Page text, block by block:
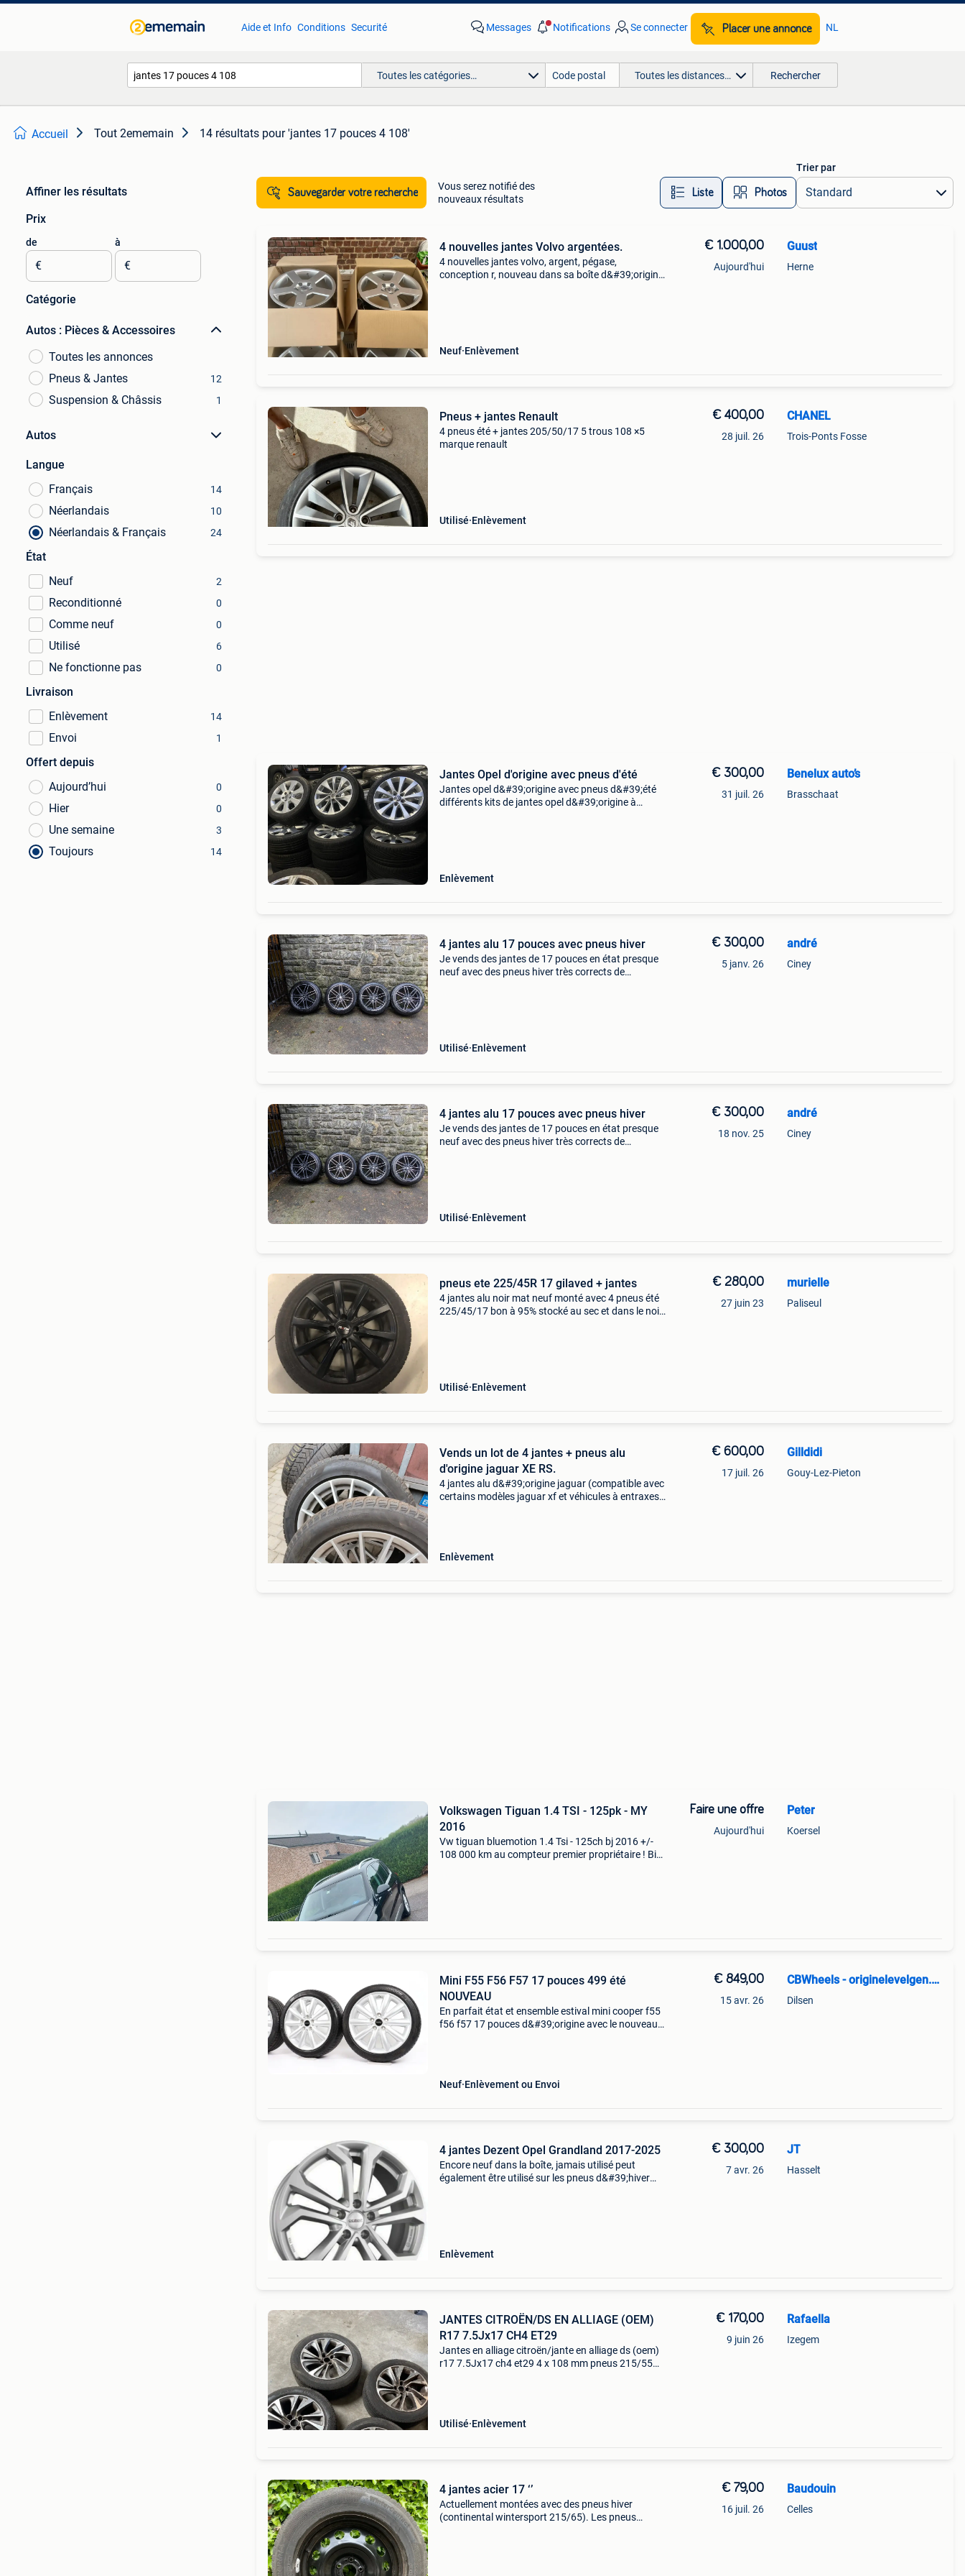
Aide et Info Conditions Securité Messages Notifications Se connecter Placer une annonce NL
Toutes les catégories… Toutes les distances… Rechercher
Accueil Tout 2ememain 14 résultats pour 'jantes 17 pouces 4 108'
Affiner les résultats
Prix
de
€
à
€
Catégorie
Autos : Pièces & Accessoires
Toutes les annonces
Pneus & Jantes
12
Suspension & Châssis 1
Autos
Langue
Français
14
Néerlandais 10
Néerlandais & Français 24
État
Neuf
2
Reconditionné 0
Comme neuf 0
Utilisé 6
Ne fonctionne pas 0
Livraison
Enlèvement
14
Envoi 1
Offert depuis
Aujourd’hui
0
Hier 0
Une semaine 3
Toujours 14
Sauvegarder votre recherche
Vous serez notifié des
nouveaux résultats
Liste Photos
Trier par
4 nouvelles jantes Volvo argentées.
4 nouvelles jantes volvo, argent, pégase,
conception r, nouveau dans sa boîte d&#39;origine,
Neuf Enlèvement
€ 1.000,00
Aujourd'hui
Guust
Herne
Pneus + jantes Renault
4 pneus été + jantes 205/50/17 5 trous 108 ×5
marque renault
Utilisé Enlèvement
€ 400,00
28 juil. 26
CHANEL
Trois-Ponts Fosse
Jantes Opel d'origine avec pneus d'été
Jantes opel d&#39;origine avec pneus d&#39;été
différents kits de jantes opel d&#39;origine à
Enlèvement
€ 300,00
31 juil. 26
Benelux auto’s
Brasschaat
4 jantes alu 17 pouces avec pneus hiver
Je vends des jantes de 17 pouces en état presque
neuf avec des pneus hiver très corrects de
Utilisé Enlèvement
€ 300,00
5 janv. 26
andré
Ciney
4 jantes alu 17 pouces avec pneus hiver
Je vends des jantes de 17 pouces en état presque
neuf avec des pneus hiver très corrects de
Utilisé Enlèvement
€ 300,00
18 nov. 25
andré
Ciney
pneus ete 225/45R 17 gilaved + jantes
4 jantes alu noir mat neuf monté avec 4 pneus été
225/45/17 bon à 95% stocké au sec et dans le noir
Utilisé Enlèvement
€ 280,00
27 juin 23
murielle
Paliseul
Vends un lot de 4 jantes + pneus alu
d'origine jaguar XE RS.
4 jantes alu d&#39;origine jaguar (compatible avec
certains modèles jaguar xf et véhicules à entraxes
Enlèvement
€ 600,00
17 juil. 26
Gilldidi
Gouy-Lez-Pieton
Volkswagen Tiguan 1.4 TSI - 125pk - MY
2016
Vw tiguan bluemotion 1.4 Tsi - 125ch bj 2016 +/-
108 000 km au compteur premier propriétaire ! Bien
Faire une offre
Aujourd'hui
Peter
Koersel
Mini F55 F56 F57 17 pouces 499 été
NOUVEAU
En parfait état et ensemble estival mini cooper f55
f56 f57 17 pouces d&#39;origine avec le nouveau
Neuf Enlèvement ou Envoi
€ 849,00
15 avr. 26
CBWheels - originelevelgen.be
Dilsen
4 jantes Dezent Opel Grandland 2017-2025
Encore neuf dans la boîte, jamais utilisé peut
également être utilisé sur les pneus d&#39;hiver
Enlèvement
€ 300,00
7 avr. 26
JT
Hasselt
JANTES CITROËN/DS EN ALLIAGE (OEM)
R17 7.5Jx17 CH4 ET29
Jantes en alliage citroën/jante en alliage ds (oem)
r17 7.5Jx17 ch4 et29 4 x 108 mm pneus 215/55
Utilisé Enlèvement
€ 170,00
9 juin 26
Rafaella
Izegem
4 jantes acier 17 ‘’
Actuellement montées avec des pneus hiver
(continental wintersport 215/65). Les pneus
€ 79,00
16 juil. 26
Baudouin
Celles